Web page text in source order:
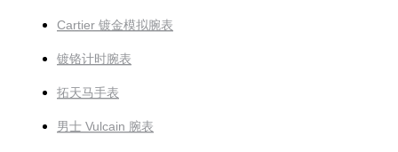
Cartier 镀金模拟腕表
镀铬计时腕表
拓天马手表
男士 Vulcain 腕表